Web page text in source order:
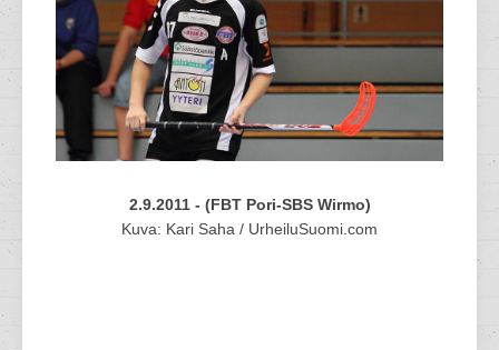
2.9.2011 - (FBT Pori-SBS Wirmo)
Kuva: Kari Saha / UrheiluSuomi.com